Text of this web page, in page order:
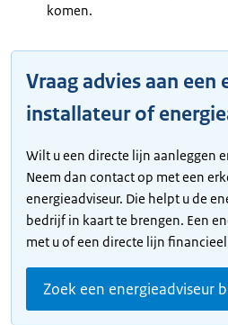
komen.
Vraag advies aan een
installateur of
Wilt u een directe lijn aanleggen
Neem dan contact op met een
energieadviseur. Die helpt u de
bedrijf in kaart te brengen. Een
met u of een directe lijn
Zoek een energieadviseur